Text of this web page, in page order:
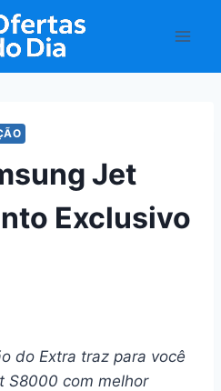
Jet
Exclusivo
do Extra traz para você
S8000 com melhor